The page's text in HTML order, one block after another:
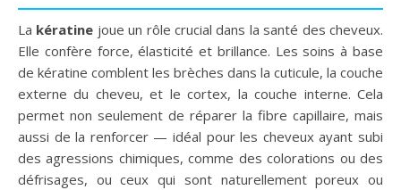
La kératine joue un rôle crucial dans la santé des cheveux.
Elle confère force, élasticité et brillance. Les soins à base
de kératine comblent les brèches dans la cuticule, la couche
externe du cheveu, et le cortex, la couche interne. Cela
permet non seulement de réparer la fibre capillaire, mais
aussi de la renforcer — idéal pour les cheveux ayant subi
des agressions chimiques, comme des colorations ou des
défrisages, ou ceux qui sont naturellement poreux ou